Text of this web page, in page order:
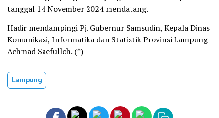
tanggal 14 November 2024 mendatang.
Hadir mendampingi Pj. Gubernur Samsudin, Kepala Dinas
Komunikasi, Informatika dan Statistik Provinsi Lampung
Achmad Saefulloh. (*)
Lampung